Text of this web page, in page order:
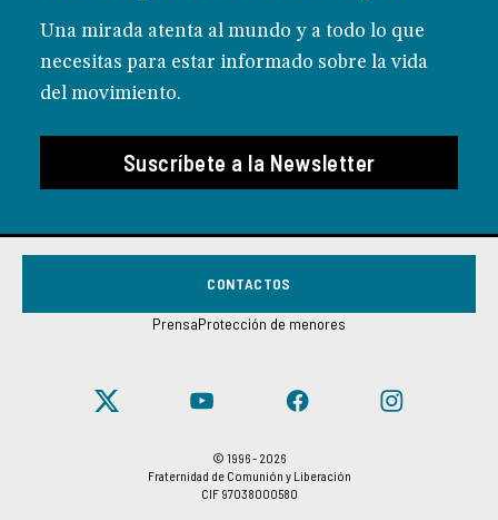
Una mirada atenta al mundo y a todo lo que
necesitas para estar informado sobre la vida
del movimiento.
Suscríbete a la Newsletter
CONTACTOS
PrensaProtección de menores
© 1996 - 2026
Fraternidad de Comunión y Liberación
CIF 97038000580